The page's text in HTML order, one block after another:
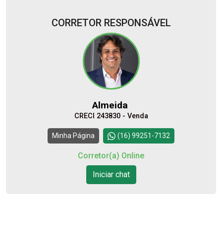
08
11
11:00
Continuar
CORRETOR RESPONSÁVEL
Almeida
CRECI 243830 - Venda
Minha Página (16) 99251-7132
Corretor(a) Online
Iniciar chat